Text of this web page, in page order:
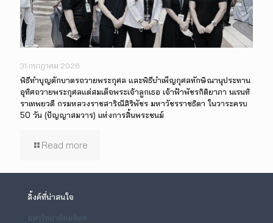
31 กรกฎาคม 2026
พิธีทำบุญตักบาตรถวายพระกุศล และพิธีบำเพ็ญกุศลทักษิณานุประทาน
อุทิศถวายพระกุศลแด่สมเด็จพระเจ้าลูกเธอ เจ้าฟ้าพัชรกิติยาภา นเรนทิ
ราเทพยวดี กรมหลวงราชสาริณีสิริพัชร มหาวัชรราชธิดา ในวาระครบ
50 วัน (ปัญญาสมวาร) แห่งการสิ้นพระชนม์
Read more
ลิ้งค์ที่น่าสนใจ
มหาวิทยาลัยมหิดล